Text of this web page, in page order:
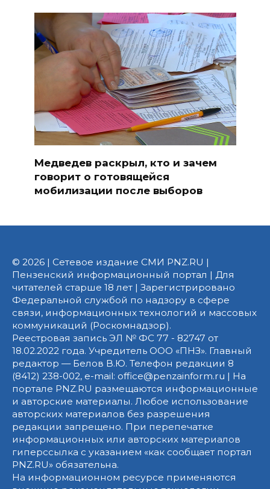
Медведев раскрыл, кто и зачем
говорит о готовящейся
мобилизации после выборов
© 2026 | Сетевое издание СМИ PNZ.RU |
Пензенский информационный портал | Для
читателей старше 18 лет | Зарегистрировано
Федеральной службой по надзору в сфере
связи, информационных технологий и массовых
коммуникаций (Роскомнадзор).
Реестровая запись ЭЛ № ФС 77 - 82747 от
18.02.2022 года. Учредитель ООО «ПНЗ». Главный
редактор — Белов В.Ю. Телефон редакции 8
(8412) 238-002, e-mail: office@penzainform.ru | На
портале PNZ.RU размещаются информационные
и авторские материалы. Любое использование
авторских материалов без разрешения
редакции запрещено. При перепечатке
информационных или авторских материалов
гиперссылка с указанием «как сообщает портал
PNZ.RU» обязательна.
На информационном ресурсе применяются